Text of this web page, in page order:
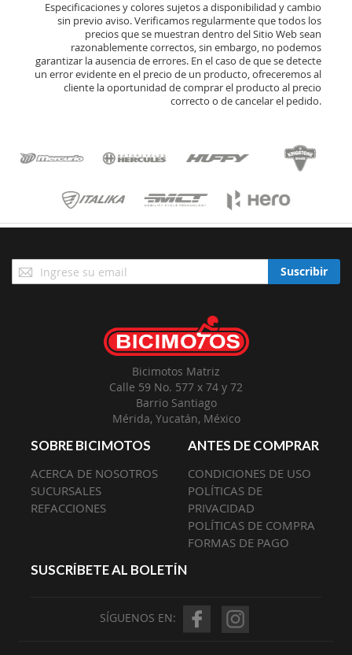
Especificaciones y colores sujetos a disponibilidad y cambio
sin previo aviso. Verificamos regularmente que todos los
precios que se muestran dentro del Sitio Web sean
razonablemente correctos, sin embargo, no podemos
garantizar la ausencia de errores. En el caso de que se detecte
un error evidente en el precio de un producto, ofreceremos al
cliente la oportunidad de comprar el producto al precio
correcto o de cancelar el pedido.
Suscríbase
a
Suscribir
Bicimotos Matriz
Calle 59 No. 577 x 74 y 72
Barrio Santiago
Mérida, Yucatán, México
SOBRE BICIMOTOS
ACERCA DE NOSOTROS
SUCURSALES
REFACCIONES
ANTES DE COMPRAR
CONDICIONES DE USO
POLÍTICAS DE
PRIVACIDAD
POLÍTICAS DE COMPRA
FORMAS DE PAGO
SUSCRÍBETE AL BOLETÍN
SÍGUENOS EN: